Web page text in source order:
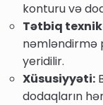
konturu və
Tətbiq
nəmləndirmə
yeridilir.
Xüsusiyyəti:
dodaqların